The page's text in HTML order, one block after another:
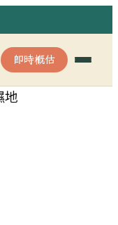
即時概估
地